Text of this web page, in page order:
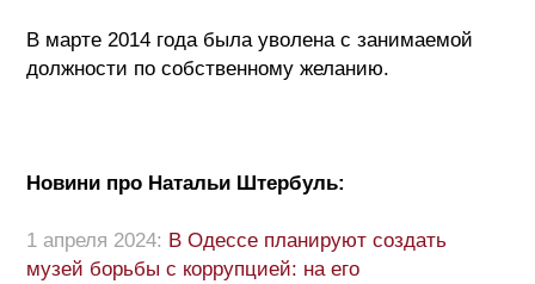
В марте 2014 года была уволена с занимаемой
должности по собственному желанию.
Новини про Натальи Штербуль:
1 апреля 2024: В Одессе планируют создать
музей борьбы с коррупцией: на его